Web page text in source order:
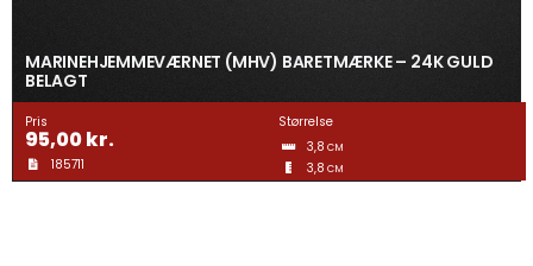
Gravering
Guldtræk
MARINEHJEMMEVÆRNET (MHV) BARETMÆRKE – 24K GULD
BELAGT
Pris
95,00kr.
185711
Størrelse
3,8 CM
3,8 CM